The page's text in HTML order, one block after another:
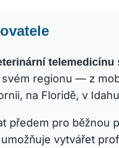
telemedicínu
regionu — z
na Floridě, v
předem pro běžnou
vytvářet